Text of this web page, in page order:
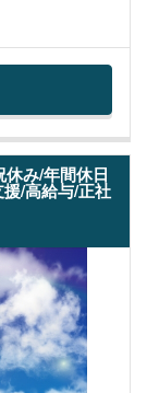
み/年間休日
/高給与/正社